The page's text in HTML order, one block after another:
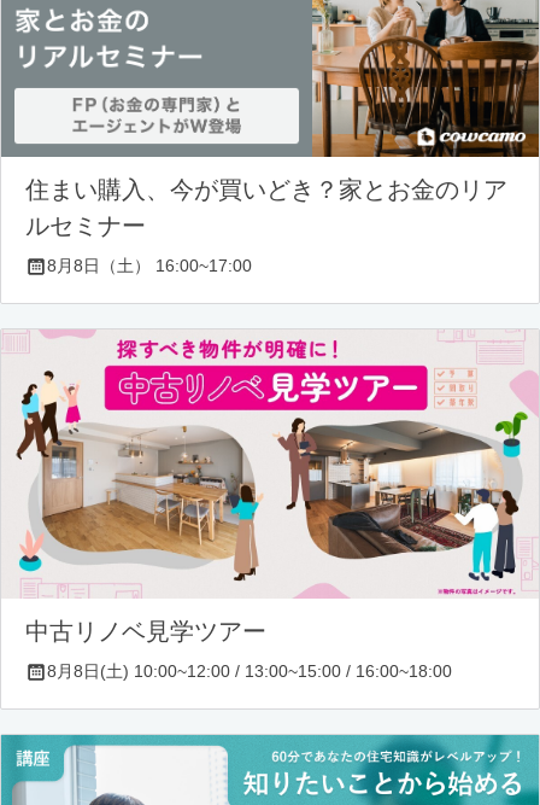
住まい購入、今が買いどき？家とお金のリア
ルセミナー
8月8日（土） 16:00~17:00
中古リノベ見学ツアー
8月8日(土) 10:00~12:00 / 13:00~15:00 / 16:00~18:00